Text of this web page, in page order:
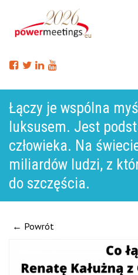
Łączy je wspólna
luksusem. Jest
człowieka. Na
miliardów ludzi, z
do szczęścia.
← Powrót